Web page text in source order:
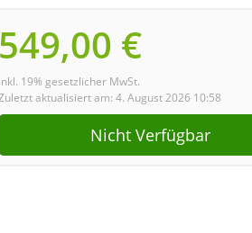
549,00 €
inkl. 19% gesetzlicher MwSt.
aktualisiert am: 4. August 2026 10:58
Nicht Verfügbar